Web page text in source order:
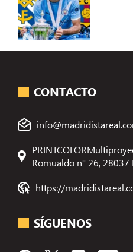
CONTACTO
Romualdo n° 26,
https://
SÍGUENOS